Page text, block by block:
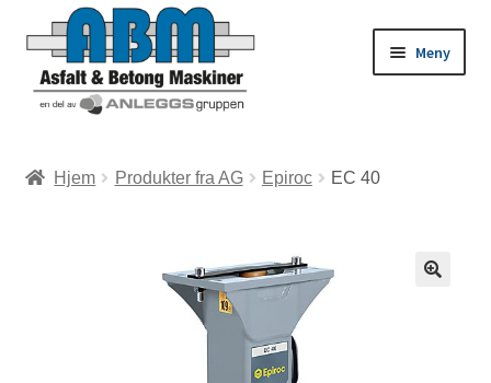
Meny
Hjem Produkter fra AG Epiroc EC 40